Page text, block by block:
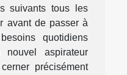
suivants tous les
avant de passer à
quotidiens
nouvel aspirateur
précisément